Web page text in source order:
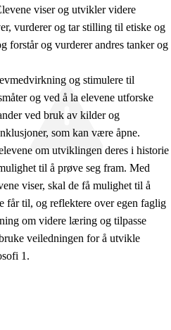
viser og utvikler videre
vurderer og tar stilling til etiske og
forstår og vurderer andres tanker og
og stimulere til
og ved å la elevene utforske
ved bruk av kilder og
som kan være åpne.
om utviklingen deres i historie
til å prøve seg fram. Med
viser, skal de få mulighet til å
får til, og reflektere over egen faglig
om videre læring og tilpasse
veiledningen for å utvikle
1.